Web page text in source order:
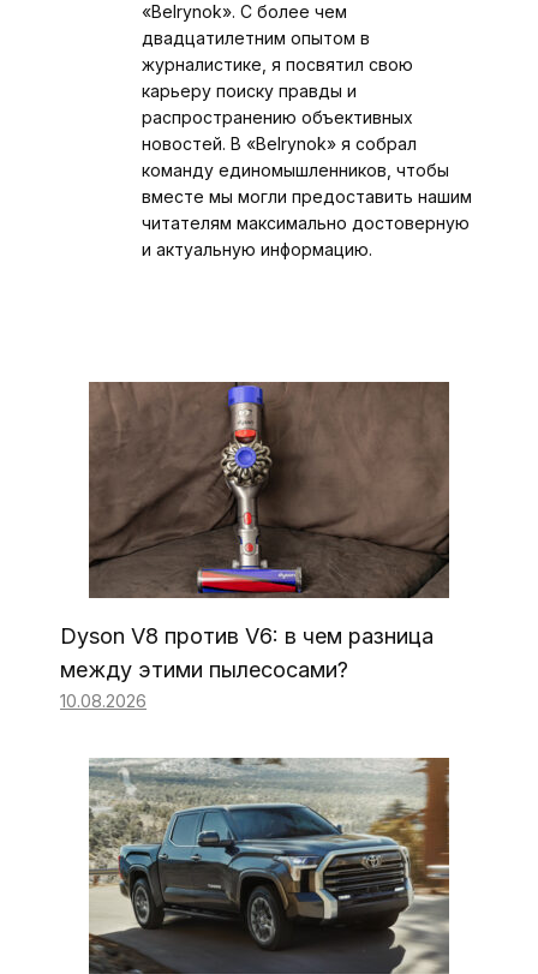
«Belrynok». С более чем
двадцатилетним опытом в
журналистике, я посвятил свою
карьеру поиску правды и
распространению объективных
новостей. В «Belrynok» я собрал
команду единомышленников, чтобы
вместе мы могли предоставить нашим
читателям максимально достоверную
и актуальную информацию.
Dyson V8 против V6: в чем разница
между этими пылесосами?
10.08.2026